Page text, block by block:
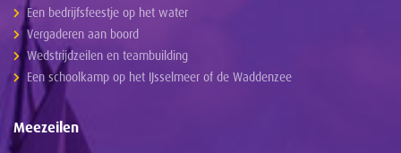
Een bedrijfsfeestje op het water
Vergaderen aan boord
Wedstrijdzeilen en teambuilding
Een schoolkamp op het IJsselmeer of de Waddenzee
Meezeilen